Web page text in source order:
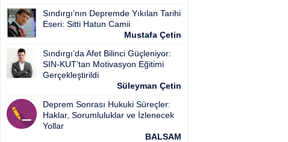
Sındırgı’nın Depremde Yıkılan Tarihi
Eseri: Sitti Hatun Camii
Mustafa Çetin
Sındırgı’da Afet Bilinci Güçleniyor:
SIN-KUT’tan Motivasyon Eğitimi
Gerçekleştirildi
Süleyman Çetin
Deprem Sonrası Hukuki Süreçler:
Haklar, Sorumluluklar ve İzlenecek
Yollar
BALSAM